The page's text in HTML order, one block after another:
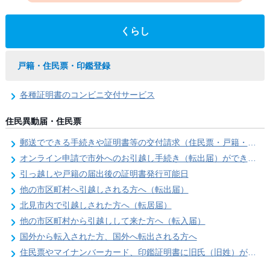
くらし
戸籍・住民票・印鑑登録
各種証明書のコンビニ交付サービス
住民異動届・住民票
郵送でできる手続きや証明書等の交付請求（住民票・戸籍・国民年金関係）
オンライン申請で市外へのお引越し手続き（転出届）ができます
引っ越しや戸籍の届出後の証明書発行可能日
他の市区町村へ引越しされる方へ（転出届）
北見市内で引越しされた方へ（転居届）
他の市区町村から引越しして来た方へ（転入届）
国外から転入された方、国外へ転出される方へ
住民票やマイナンバーカード、印鑑証明書に旧氏（旧姓）が併記できるようになりました！